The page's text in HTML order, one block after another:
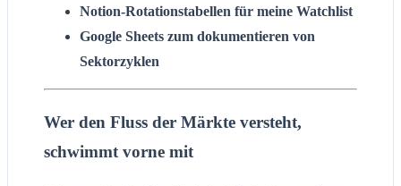
Notion-Rotationstabellen für meine Watchlist
Google Sheets zum dokumentieren von
Sektorzyklen
Wer den Fluss der Märkte versteht,
schwimmt vorne mit